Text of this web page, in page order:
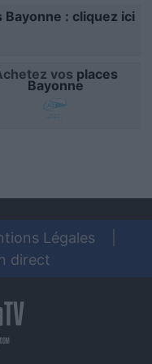
Bayonne : cliquez ici
vos places
Bayonne
Légales
direct